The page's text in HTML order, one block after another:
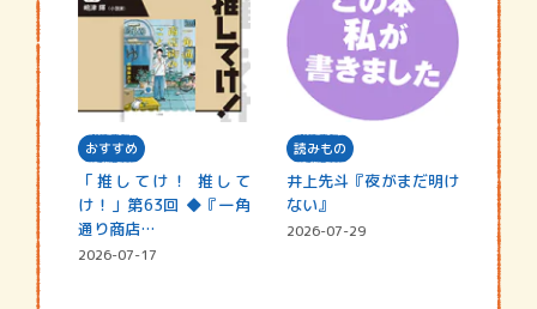
おすすめ
「推してけ！ 推して
け！」第63回 ◆『一角
通り商店…
2026-07-17
読みもの
井上先斗『夜がまだ明け
ない』
2026-07-29